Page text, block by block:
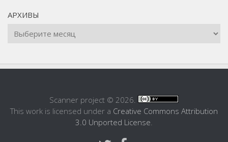
АРХИВЫ
Scanner project © 2026.
This work is licensed under a Creative Commons Attribution
3.0 Unported License.